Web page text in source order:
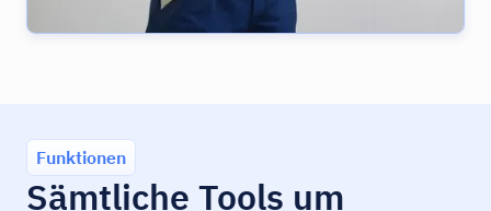
Funktionen
Sämtliche Tools um